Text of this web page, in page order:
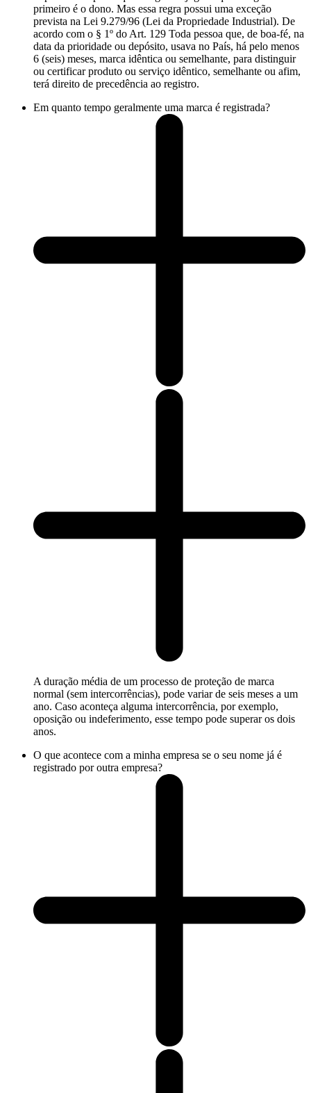
primeiro é o dono. Mas essa regra possui uma exceção
prevista na Lei 9.279/96 (Lei da Propriedade Industrial). De
acordo com o § 1º do Art. 129 Toda pessoa que, de boa-fé, na
data da prioridade ou depósito, usava no País, há pelo menos
6 (seis) meses, marca idêntica ou semelhante, para distinguir
ou certificar produto ou serviço idêntico, semelhante ou afim,
terá direito de precedência ao registro.
Em quanto tempo geralmente uma marca é registrada?
A duração média de um processo de proteção de marca
normal (sem intercorrências), pode variar de seis meses a um
ano. Caso aconteça alguma intercorrência, por exemplo,
oposição ou indeferimento, esse tempo pode superar os dois
anos.
O que acontece com a minha empresa se o seu nome já é
registrado por outra empresa?